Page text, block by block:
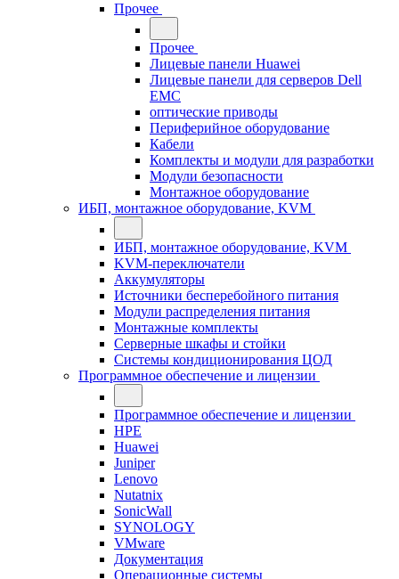
Прочее
Прочее
Лицевые панели Huawei
Лицевые панели для серверов Dell
EMC
оптические приводы
Периферийное оборудование
Кабели
Комплекты и модули для разработки
Модули безопасности
Монтажное оборудование
ИБП, монтажное оборудование, KVM
ИБП, монтажное оборудование, KVM
KVM-переключатели
Аккумуляторы
Источники бесперебойного питания
Модули распределения питания
Монтажные комплекты
Серверные шкафы и стойки
Системы кондиционирования ЦОД
Программное обеспечение и лицензии
Программное обеспечение и лицензии
HPE
Huawei
Juniper
Lenovo
Nutatnix
SonicWall
SYNOLOGY
VMware
Документация
Операционные системы